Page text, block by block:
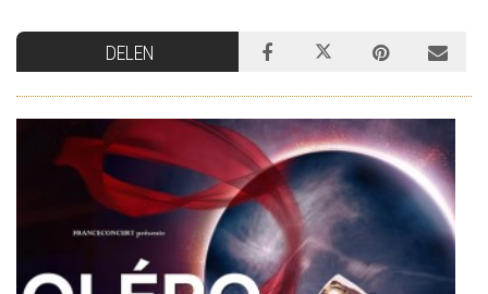
DELEN